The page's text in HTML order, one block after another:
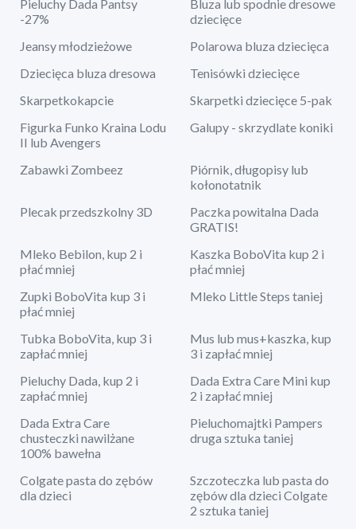
Pieluchy Dada Pantsy
-27%
Bluza lub spodnie dresowe
dziecięce
Jeansy młodzieżowe
Polarowa bluza dziecięca
Dziecięca bluza dresowa
Tenisówki dziecięce
Skarpetkokapcie
Skarpetki dziecięce 5-pak
Figurka Funko Kraina Lodu
II lub Avengers
Galupy - skrzydlate koniki
Zabawki Zombeez
Piórnik, długopisy lub
kołonotatnik
Plecak przedszkolny 3D
Paczka powitalna Dada
GRATIS!
Mleko Bebilon, kup 2 i
płać mniej
Kaszka BoboVita kup 2 i
płać mniej
Zupki BoboVita kup 3 i
płać mniej
Mleko Little Steps taniej
Tubka BoboVita, kup 3 i
zapłać mniej
Mus lub mus+kaszka, kup
3 i zapłać mniej
Pieluchy Dada, kup 2 i
zapłać mniej
Dada Extra Care Mini kup
2 i zapłać mniej
Dada Extra Care
chusteczki nawilżane
100% bawełna
Pieluchomajtki Pampers
druga sztuka taniej
Colgate pasta do zębów
dla dzieci
Szczoteczka lub pasta do
zębów dla dzieci Colgate
2 sztuka taniej